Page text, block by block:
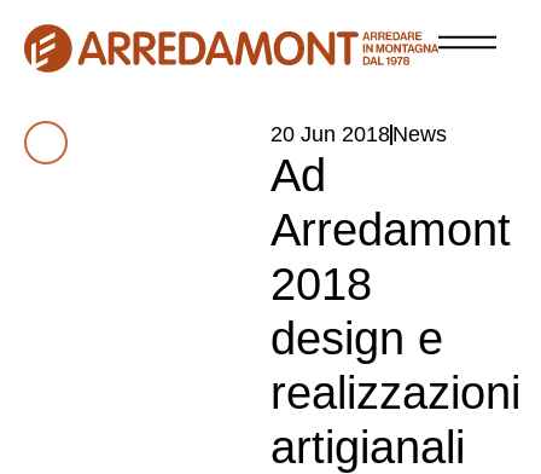
20 Jun 2018News
Ad
Arredamont
2018
design e
realizzazioni
artigianali